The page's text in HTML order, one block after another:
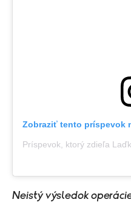
Zobraziť tento príspevok
Neistý výsledok